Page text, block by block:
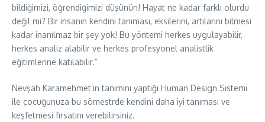
bildiğimizi, öğrendiğimizi düşünün! Hayat ne kadar farklı olurdu
değil mi? Bir insanın kendini tanıması, eksilerini, artılarını bilmesi
kadar inanılmaz bir şey yok! Bu yöntemi herkes uygulayabilir,
herkes analiz alabilir ve herkes profesyonel analistlik
eğitimlerine katılabilir.”
Nevşah Karamehmet’in tanımını yaptığı Human Design Sistemi
ile çocuğunuza bu sömestrde kendini daha iyi tanıması ve
keşfetmesi fırsatını verebilirsiniz.